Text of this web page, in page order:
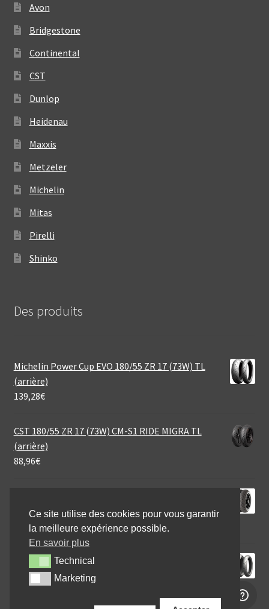
Avon
Bridgestone
Continental
CST
Dunlop
Heidenau
Maxxis
Metzeler
Michelin
Mitas
Pirelli
Shinko
Des produits
Michelin Power Cup EVO 180/55 ZR 17 (73W) TL
(arrière)
139,28€
CST 180/55 ZR 17 (73W) CM-S1 RIDE MIGRA TL
(arrière)
88,96€
(arrière)
198,95€
Michelin Power RS+ 190/50 ZR 17 (73W) TL (arrière)
127,04€
Ce site utilise des cookies pour vous garantir
la meilleure expérience possible.
En savoir plus
TechnicalTechnical
MarketingMarketing